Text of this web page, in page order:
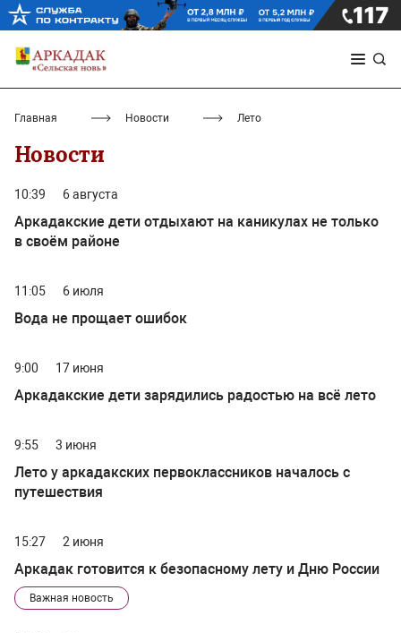
Главная Новости Лето
Новости
10:39 6 августа
Аркадакские дети отдыхают на каникулах не только
в своём районе
11:05 6 июля
Вода не прощает ошибок
9:00 17 июня
Аркадакские дети зарядились радостью на всё лето
9:55 3 июня
Лето у аркадакских первоклассников началось с
путешествия
15:27 2 июня
Аркадак готовится к безопасному лету и Дню России
Важная новость